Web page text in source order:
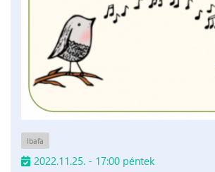
Ibafa
2022.11.25. - 17:00 péntek